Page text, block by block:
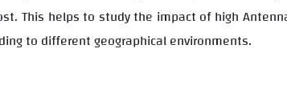
This helps to study the impact of high
to different geographical environments.